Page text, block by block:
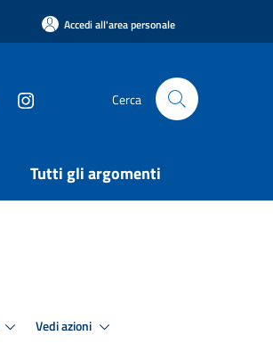
Accedi all'area personale
Cerca
Tutti gli argomenti
Vedi azioni